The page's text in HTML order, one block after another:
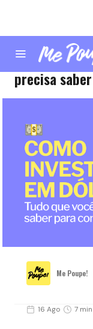
Como
precisa
Me Poupe!
16 Ago 7